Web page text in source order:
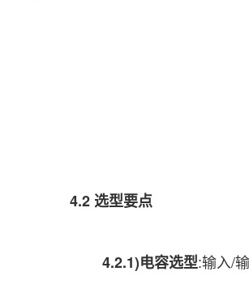
4.2 选型要点
4.2.1)电容选型:输入/